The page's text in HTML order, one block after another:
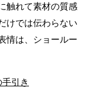
触れて素材の質感
けでは伝わらない
情は、ショールー
引き